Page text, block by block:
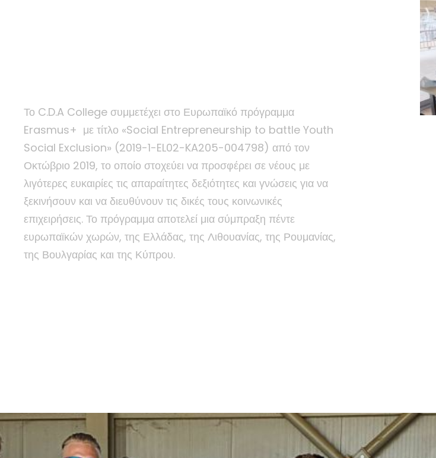
Το C.D.A College συμμετέχει στο Ευρωπαϊκό πρόγραμμα
Erasmus+ με τίτλο «Social Entrepreneurship to battle Youth
Social Exclusion» (2019-1-EL02-KA205-004798) από τον
Οκτώβριο 2019, το οποίο στοχεύει να προσφέρει σε νέους με
λιγότερες ευκαιρίες τις απαραίτητες δεξιότητες και γνώσεις για να
ξεκινήσουν και να διευθύνουν τις δικές τους κοινωνικές
επιχειρήσεις. Το πρόγραμμα αποτελεί μια σύμπραξη πέντε
ευρωπαϊκών χωρών, της Ελλάδας, της Λιθουανίας, της Ρουμανίας,
της Βουλγαρίας και της Κύπρου.